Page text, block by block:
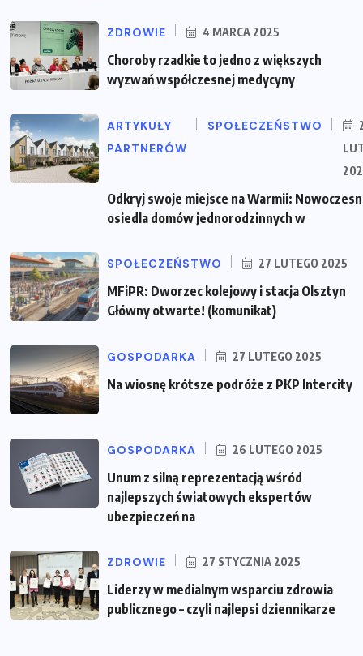
ZDROWIE 4 MARCA 2025
Choroby rzadkie to jedno z większych
wyzwań współczesnej medycyny
ARTYKUŁY
PARTNERÓW
SPOŁECZEŃSTWO
Odkryj swoje miejsce na Warmii:
osiedla domów jednorodzinnych w
SPOŁECZEŃSTWO 27 LUTEGO 2025
MFiPR: Dworzec kolejowy i stacja Olsztyn
Główny otwarte! (komunikat)
GOSPODARKA 27 LUTEGO 2025
Na wiosnę krótsze podróże z PKP Intercity
GOSPODARKA 26 LUTEGO 2025
Unum z silną reprezentacją wśród
najlepszych światowych ekspertów
ubezpieczeń na
ZDROWIE 27 STYCZNIA 2025
Liderzy w medialnym wsparciu zdrowia
publicznego – czyli najlepsi dziennikarze